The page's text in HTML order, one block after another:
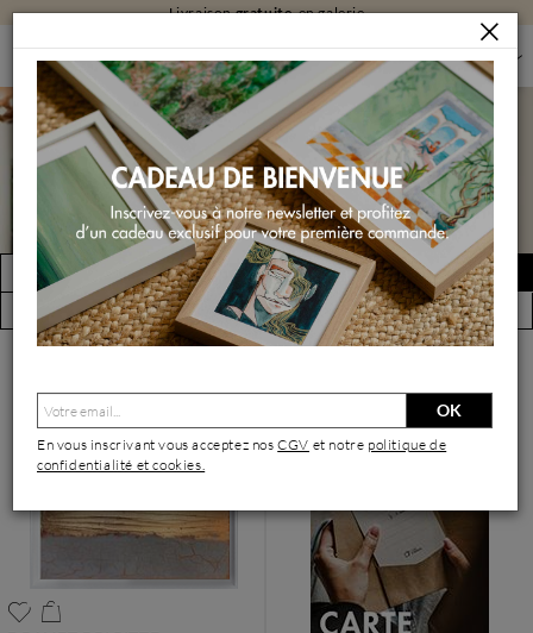
Livraisongratuiteen galerie
PEINTURES PEINTURES PAR FORMAT PEINTURES GRAND FORMAT
Peintures grand format
FILTRER
(2575 œuvres)
Créer une alerte
Vue par artiste
OK
En vous inscrivant vous acceptez nosCGV et notre politique de
confidentialité et cookies.